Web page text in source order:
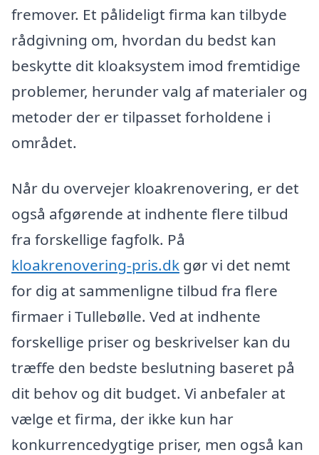
fremover. Et pålideligt firma kan tilbyde
rådgivning om, hvordan du bedst kan
beskytte dit kloaksystem imod fremtidige
problemer, herunder valg af materialer og
metoder der er tilpasset forholdene i
området.
Når du overvejer kloakrenovering, er det
også afgørende at indhente flere tilbud
fra forskellige fagfolk. På
kloakrenovering-pris.dk gør vi det nemt
for dig at sammenligne tilbud fra flere
firmaer i Tullebølle. Ved at indhente
forskellige priser og beskrivelser kan du
træffe den bedste beslutning baseret på
dit behov og dit budget. Vi anbefaler at
vælge et firma, der ikke kun har
konkurrencedygtige priser, men også kan